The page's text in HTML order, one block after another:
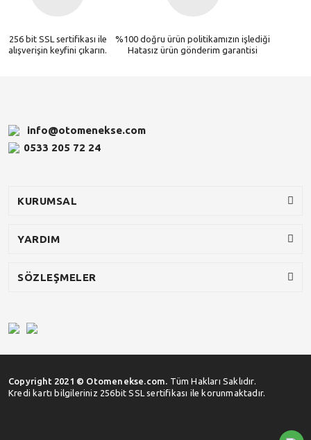
256 bit SSL sertifikası ile
alışverişin keyfini çıkarın.
%100 doğru ürün politikamızın işlediği
Hatasız ürün gönderim garantisi
info@otomenekse.com
0533 205 72 24
KURUMSAL
YARDIM
SÖZLEŞMELER
Copyright 2021 © Otomenekse.com. Tüm Hakları Saklıdır.
Kredi kartı bilgileriniz 256bit SSL sertifikası ile korunmaktadır.